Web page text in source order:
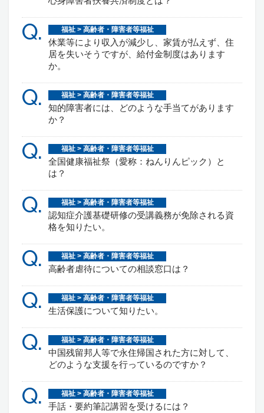
Q. 福祉 > 高齢者・障害者等福祉
休業等により収入が減少し、家賃が払えず、住
居を失いそうですが、給付金制度はあります
か。
Q. 福祉 > 高齢者・障害者等福祉
知的障害者には、どのような手当てがあります
か？
Q. 福祉 > 高齢者・障害者等福祉
全国健康福祉祭（愛称：ねんりんピック）と
は？
Q. 福祉 > 高齢者・障害者等福祉
認知症介護基礎研修の受講義務が免除される資
格を知りたい。
Q. 福祉 > 高齢者・障害者等福祉
高齢者虐待についての相談窓口は？
Q. 福祉 > 高齢者・障害者等福祉
生活保護について知りたい。
Q. 福祉 > 高齢者・障害者等福祉
中国残留邦人等で永住帰国された方に対して、
どのような支援を行っているのですか？
Q. 福祉 > 高齢者・障害者等福祉
手話・要約筆記講習を受けるには？